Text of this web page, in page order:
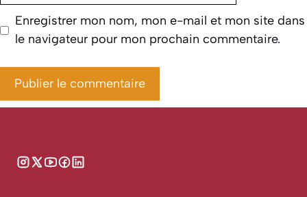
Enregistrer mon nom, mon e-mail et mon site dans
le navigateur pour mon prochain commentaire.